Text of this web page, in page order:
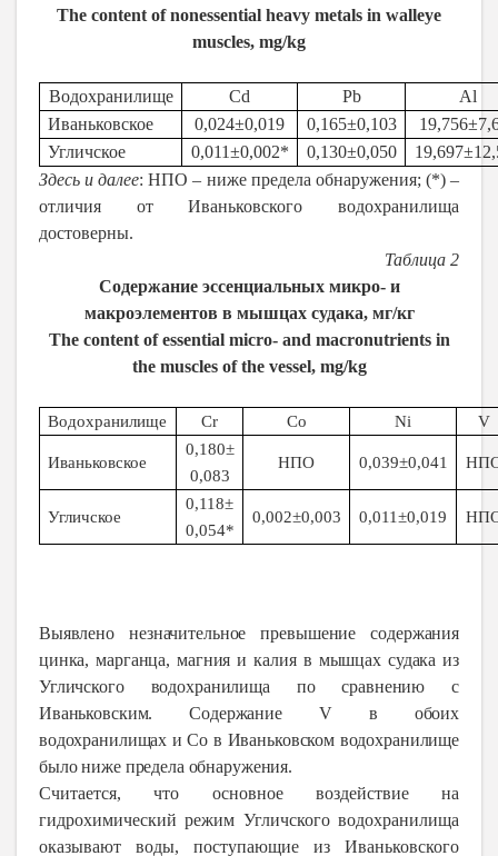
The content of nonessential heavy metals in walleye
muscles, mg/kg
Водохранилище Cd Pb
Al
Иваньковское
0,024±0,019 0,165±0,103
Угличское
0,011±0,002* 0,130±0,050
Здесь и далее: НПО – ниже предела обнаружения; (*) –
отличия от Иваньковского водохранилища
достоверны.
Таблица 2
Содержание эссенциальных микро- и
макроэлементов в мышцах судака, мг/кг
The content of essential micro- and macronutrients in
the muscles of the vessel, mg/kg
Водохранилище Cr Co Ni V
Иваньковское
0,180±
0,083
НПО 0,039±0,041
Угличское
0,118±
0,054*
0,002±0,003 0,011±0,019
Выявлено незначительное превышение содержания
цинка, марганца, магния и калия в мышцах судака из
Угличского водохранилища по сравнению с
Иваньковским. Содержание V в обоих
водохранилищах и Co в Иваньковском водохранилище
было ниже предела обнаружения.
Считается, что основное воздействие на
гидрохимический режим Угличского водохранилища
оказывают воды, поступающие из Иваньковского